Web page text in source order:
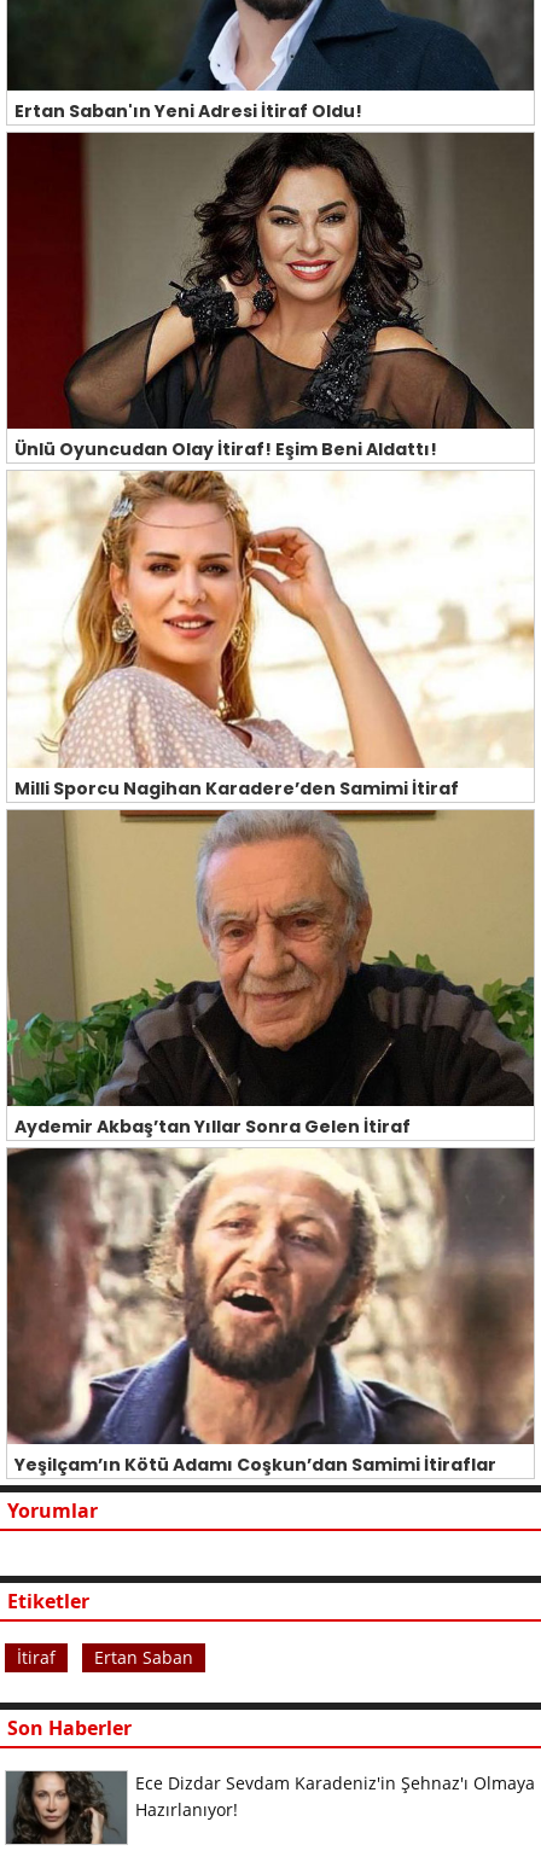
Ertan Saban'ın Yeni Adresi İtiraf Oldu!
Ünlü Oyuncudan Olay İtiraf! Eşim Beni Aldattı!
Milli Sporcu Nagihan Karadere’den Samimi İtiraf
Aydemir Akbaş’tan Yıllar Sonra Gelen İtiraf
Yeşilçam’ın Kötü Adamı Coşkun’dan Samimi İtiraflar
Yorumlar
Etiketler
İtiraf Ertan Saban
Son Haberler
Ece Dizdar Sevdam Karadeniz'in Şehnaz'ı Olmaya
Hazırlanıyor!